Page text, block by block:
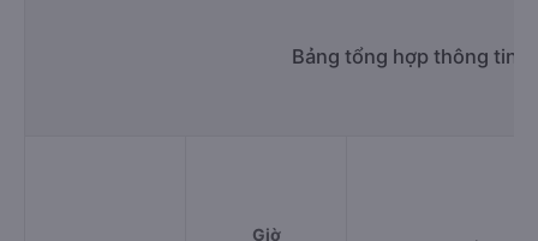
Bảng tổng hợp thông tin
Giờ